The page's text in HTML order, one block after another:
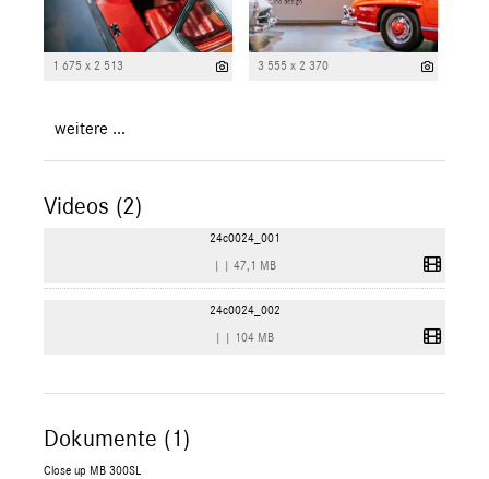
1 675 x 2 513 3 555 x 2 370
weitere ...
Videos (2)
24c0024_001
47,1 MB
24c0024_002
104 MB
Dokumente (1)
Close up MB 300SL